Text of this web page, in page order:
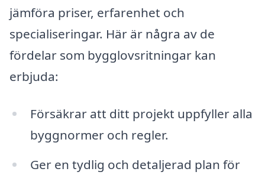
jämföra priser, erfarenhet och
specialiseringar. Här är några av de
fördelar som bygglovsritningar kan
erbjuda:
Försäkrar att ditt projekt uppfyller alla
byggnormer och regler.
Ger en tydlig och detaljerad plan för